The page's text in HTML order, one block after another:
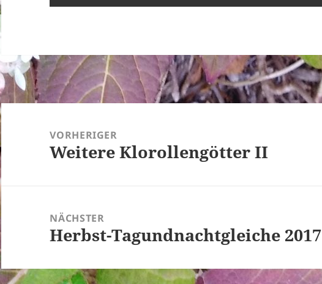
Beitragsnavigation
VORHERIGER
Vorheriger
Weitere Klorollengötter II
NÄCHSTER
Nächster
Herbst-Tagundnachtgleiche 2017